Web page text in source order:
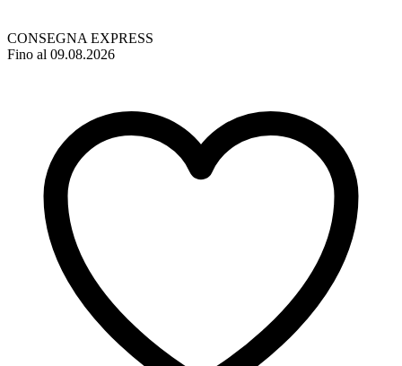
CONSEGNA EXPRESS
Fino al 09.08.2026